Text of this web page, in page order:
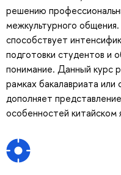
решению
межкультурного
способствует
подготовки студентов и
понимание. Данный курс
рамках бакалавриата или
дополняет
особенностей китайском